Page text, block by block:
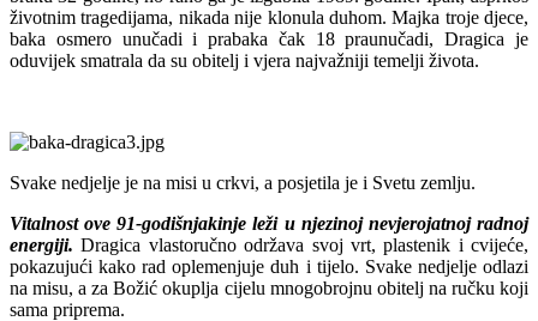
životnim tragedijama, nikada nije klonula duhom. Majka troje djece,
baka osmero unučadi i prabaka čak 18 praunučadi, Dragica je
oduvijek smatrala da su obitelj i vjera najvažniji temelji života.
Svake nedjelje je na misi u crkvi, a posjetila je i Svetu zemlju.
Vitalnost ove 91-godišnjakinje leži u njezinoj nevjerojatnoj radnoj
energiji. Dragica vlastoručno održava svoj vrt, plastenik i cvijeće,
pokazujući kako rad oplemenjuje duh i tijelo. Svake nedjelje odlazi
na misu, a za Božić okuplja cijelu mnogobrojnu obitelj na ručku koji
sama priprema.